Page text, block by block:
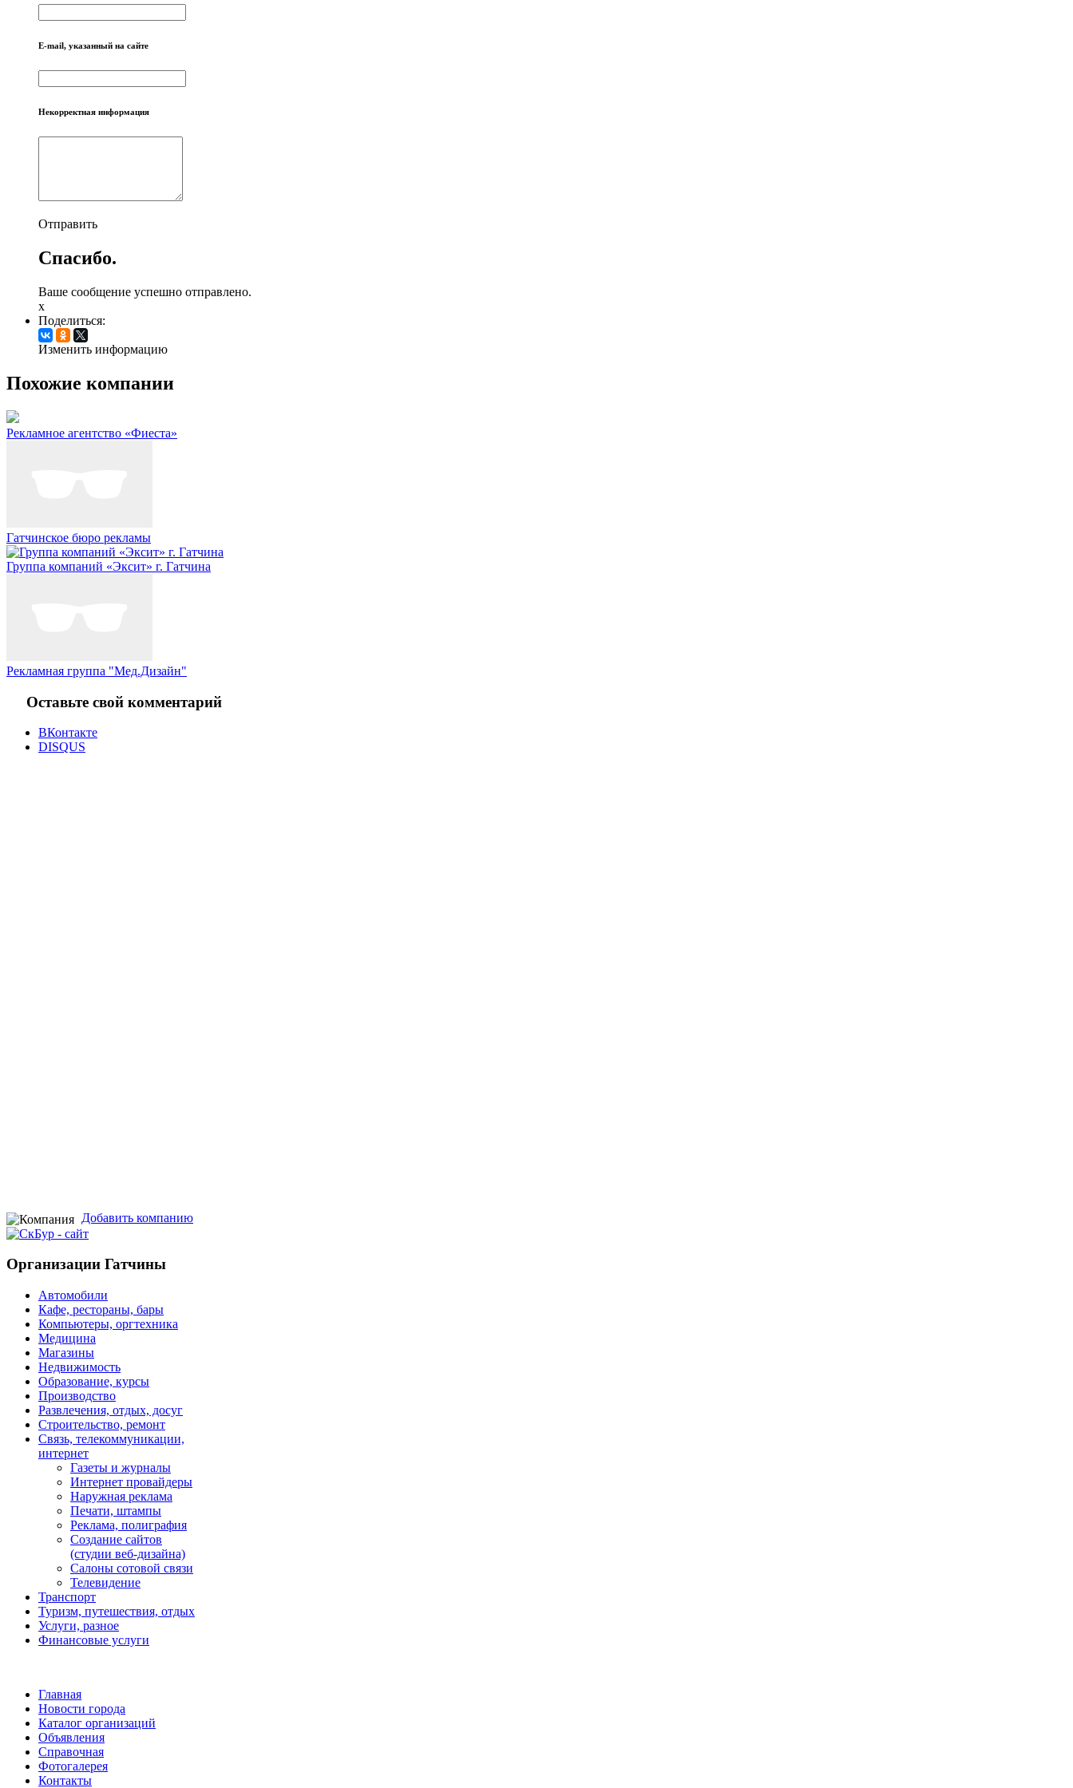
E-mail, указанный на сайте
Некорректная информация
Отправить
Спасибо.
Ваше сообщение успешно отправлено.
x
Поделиться:
Изменить информацию
Похожие компании
Рекламное агентство «Фиеста»
Гатчинское бюро рекламы
Группа компаний «Эксит» г. Гатчина
Рекламная группа "Мед.Дизайн"
Оставьте свой комментарий
ВКонтакте
DISQUS
Добавить компанию
Организации Гатчины
Автомобили
Кафе, рестораны, бары
Компьютеры, оргтехника
Медицина
Магазины
Недвижимость
Образование, курсы
Производство
Развлечения, отдых, досуг
Строительство, ремонт
Связь, телекоммуникации,
интернет
Газеты и журналы
Интернет провайдеры
Наружная реклама
Печати, штампы
Реклама, полиграфия
Создание сайтов
(студии веб-дизайна)
Салоны сотовой связи
Телевидение
Транспорт
Туризм, путешествия, отдых
Услуги, разное
Финансовые услуги
Главная
Новости города
Каталог организаций
Объявления
Справочная
Фотогалерея
Контакты